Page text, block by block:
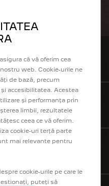
că vă oferim cea
web. Cookie-urile ne
de bază, precum
accesibilitatea. Acestea
și performanța prin
limbii, rezultatele
ceea ce vă oferim.
cookie-uri terță parte
mai relevante pentru
cookie-urile pe care le
puteți să